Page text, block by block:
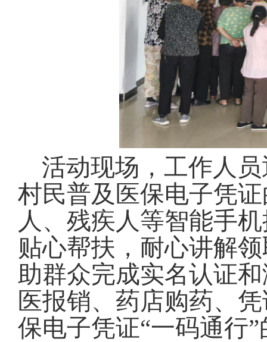
活动现场，工作人
村民普及医保电子凭
人、残疾人等智能手
贴心帮扶，耐心讲解
助群众完成实名认证
医报销、药店购药、
保电子凭证“一码通行